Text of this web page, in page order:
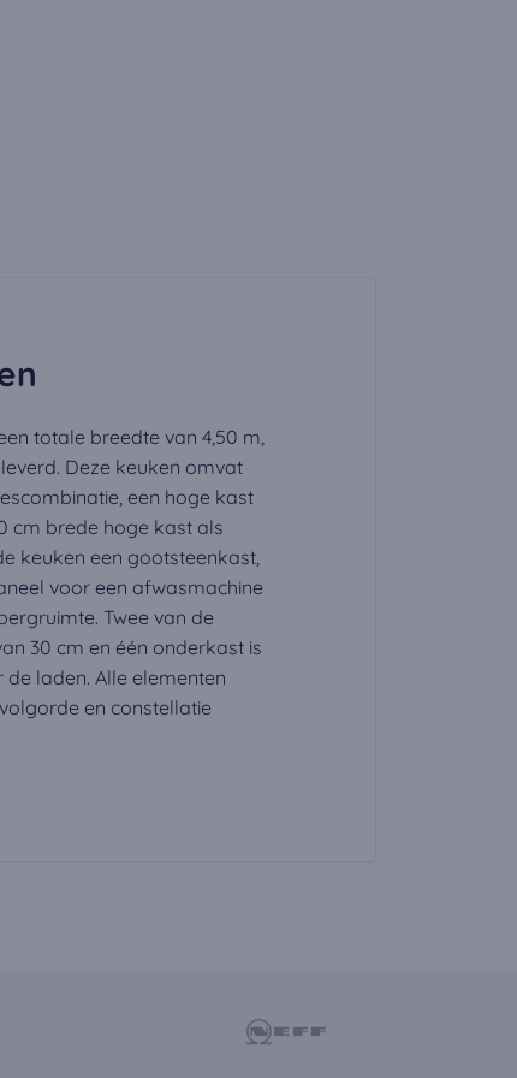
totale breedte van 4,50 m,
Deze keuken omvat
een hoge kast
cm brede hoge kast als
keuken een gootsteenkast,
voor een afwasmachine
Twee van de
30 cm en één onderkast is
laden. Alle elementen
en constellatie